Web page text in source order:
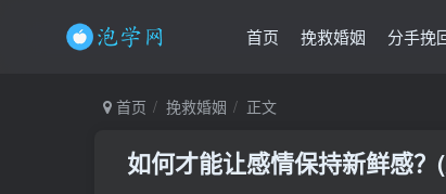
首页 挽救婚姻 分手挽
首页 挽救婚姻 正文
如何才能让感情保持新鲜感